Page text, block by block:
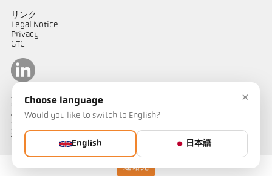
連絡先
リンク
Legal Notice
Privacy
GTC
ケラーパイロメータージャパン
〒487-0035
愛知県春日井市
藤山台1-4-1
担当：山田
Telephone: 090-1754-1909
e-mail: kellerjapan@outlook.jp
×
Choose language
Would you like to switch to English?
English 日本語